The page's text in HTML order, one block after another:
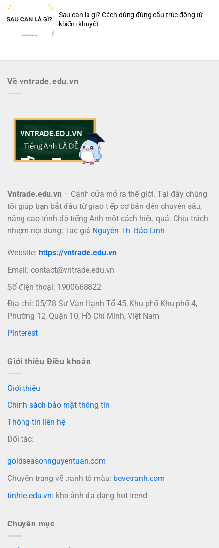
Sau can là gì? Cách dùng đúng cấu trúc động từ
khiếm khuyết
Về vntrade.edu.vn
Vntrade.edu.vn – Cánh cửa mở ra thế giới. Tại đây chúng
tôi giúp bạn bắt đầu từ giao tiếp cơ bản đến chuyên sâu,
nâng cao trình độ tiếng Anh một cách hiệu quả. Chịu trách
nhiệm nội dung: Tác giả Nguyễn Thị Bảo Linh
Website: https://vntrade.edu.vn
Email: contact@vntrade.edu.vn
Số điện thoại: 1900668822
Địa chỉ: 05/78 Sư Vạn Hạnh Tổ 45, Khu phố Khu phố 4,
Phường 12, Quận 10, Hồ Chí Minh, Việt Nam
Pinterest
Giới thiệu Điều khoản
Giới thiệu
Chính sách bảo mật thông tin
Thông tin liên hệ
Đối tác:
goldseasonnguyentuan.com
Chuyên trang vẽ tranh tô màu: bevetranh.com
tinhte.edu.vn: kho ảnh đa dạng hot trend
Chuyên mục